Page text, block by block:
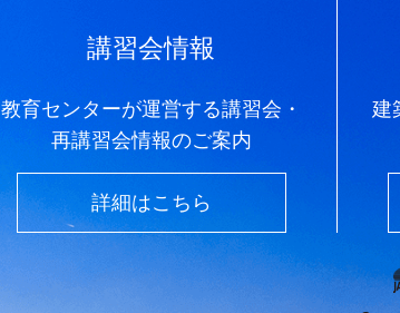
講習会情報
教育センターが運営する講習会・
再講習会情報のご案内
詳細はこちら
建